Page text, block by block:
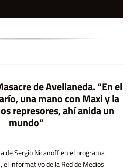
de Avellaneda. “En el
una mano con Maxi y la
represores, ahí anida un
mundo”
de Sergio Nicanoff en el programa
el informativo de la Red de Medios